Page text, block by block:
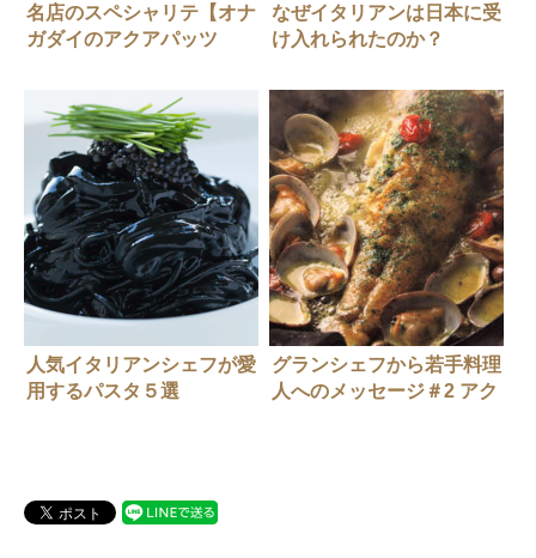
名店のスペシャリテ【オナ
ガダイのアクアパッツ
なぜイタリアンは日本に受
け入れられたのか？
人気イタリアンシェフが愛
用するパスタ５選
グランシェフから若手料理
人へのメッセージ＃2 アク